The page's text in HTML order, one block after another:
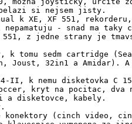
si nejsem jisty.
k XE, XF 551, rekorderu,
551, z jedne strany je
Joust, 32in1 a Amidar).
disketovce, kabely.